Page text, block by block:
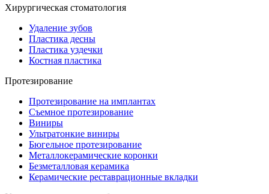
Хирургическая стоматология
Удаление зубов
Пластика десны
Пластика уздечки
Костная пластика
Протезирование
Протезирование на имплантах
Съемное протезирование
Виниры
Ультратонкие виниры
Бюгельное протезирование
Металлокерамические коронки
Безметалловая керамика
Керамические реставрационные вкладки